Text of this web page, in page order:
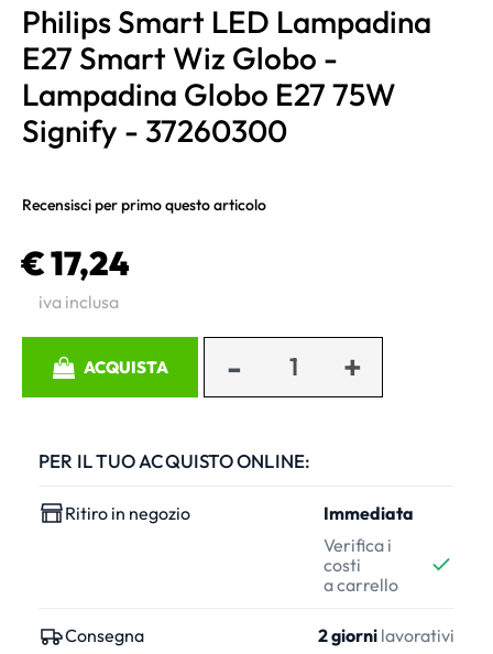
Philips Smart LED Lampadina
E27 Smart Wiz Globo -
Lampadina Globo E27 75W
Signify - 37260300
Recensisci per primo questo articolo
€ 17,24
iva inclusa
ACQUISTA
PER IL TUO ACQUISTO ONLINE:
Ritiro in negozio
Immediata
Verifica i
costi
a carrello
Consegna 2 giorni lavorativi